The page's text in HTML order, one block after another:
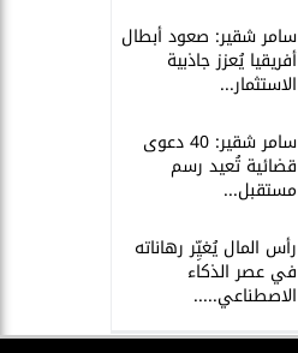
سامر شقير: صعود أبطال
أفريقيا يُعزز جاذبية
الاستثمار...
سامر شقير: 40 دعوى
قضائية تُعيد رسم
مستقبل...
رأس المال يُغيِّر رهاناته
في عصر الذكاء
الاصطناعي.....